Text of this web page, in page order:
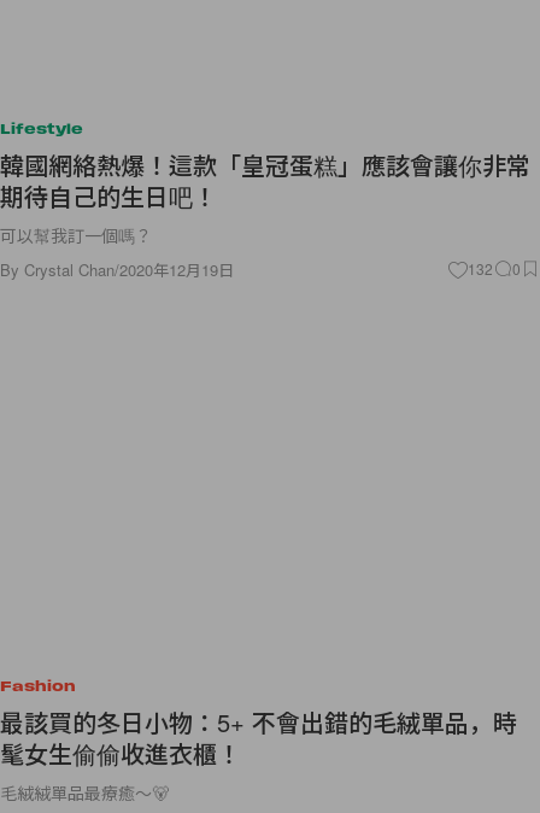
Lifestyle
韓國網絡熱爆！這款「皇冠蛋糕」應該會讓你非常
期待自己的生日吧！
可以幫我訂一個嗎？
By Crystal Chan/2020年12月19日 132 0
Fashion
最該買的冬日小物：5+ 不會出錯的毛絨單品，時
髦女生偷偷收進衣櫃！
毛絨絨單品最療癒～🐻